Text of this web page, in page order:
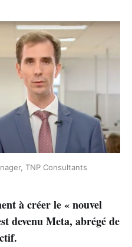
TNP Consultants
à créer le « nouvel
devenu Meta, abrégé de